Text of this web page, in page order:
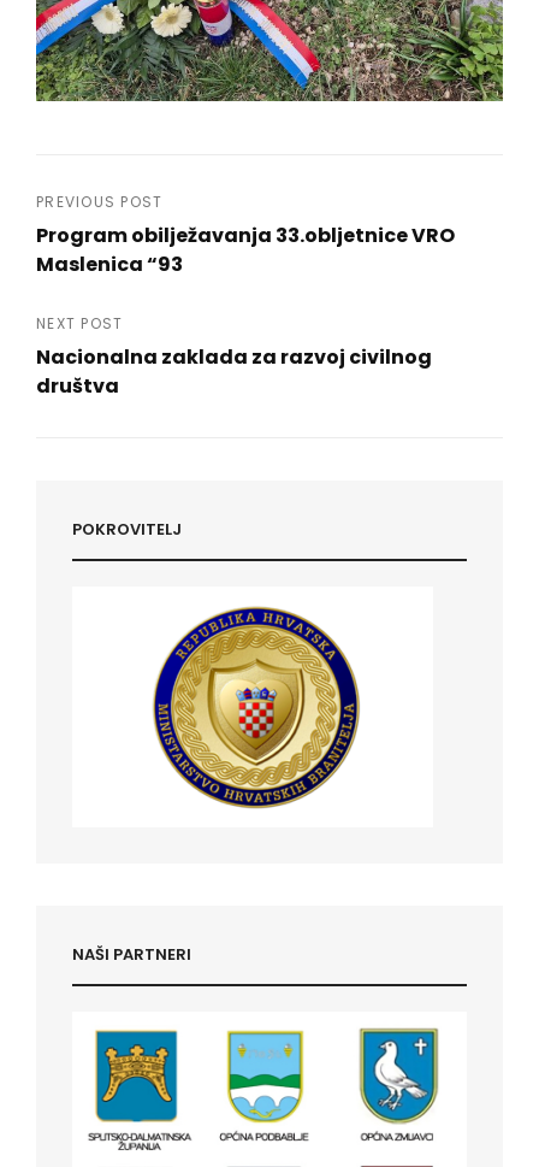
Navigacija
objava
PREVIOUS POST
Program obilježavanja 33.obljetnice VRO
Maslenica “93
Post
NEXT POST
Nacionalna zaklada za razvoj civilnog
društva
POKROVITELJ
NAŠI PARTNERI